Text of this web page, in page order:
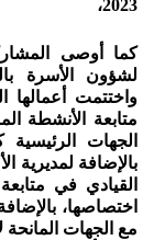
2023،
كما أوصى
لشؤون الأسرة
واختتمت أعمالها
متابعة الأنشطة
الجهات الرئيسية
بالإضافة لمديرية
القيادي في
اختصاصها،
مع الجهات المانحة